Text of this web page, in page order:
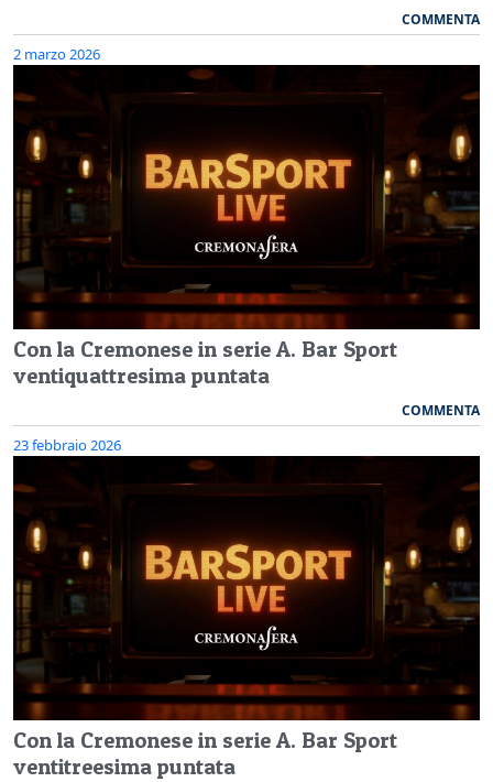
COMMENTA
2 marzo 2026
Con la Cremonese in serie A. Bar Sport
ventiquattresima puntata
COMMENTA
23 febbraio 2026
Con la Cremonese in serie A. Bar Sport
ventitreesima puntata